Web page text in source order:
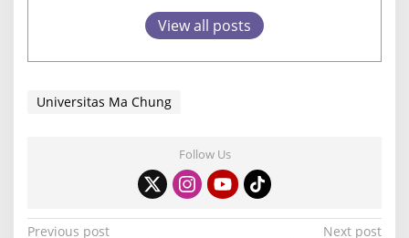
View all posts
Universitas Ma Chung
Follow Us
Previous post
Next post